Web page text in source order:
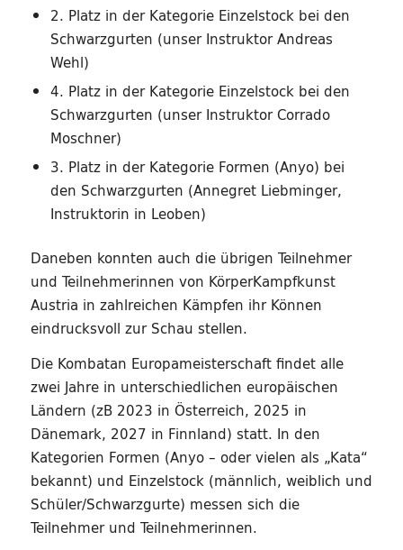
2. Platz in der Kategorie Einzelstock bei den
Schwarzgurten (unser Instruktor Andreas
Wehl)
4. Platz in der Kategorie Einzelstock bei den
Schwarzgurten (unser Instruktor Corrado
Moschner)
3. Platz in der Kategorie Formen (Anyo) bei
den Schwarzgurten (Annegret Liebminger,
Instruktorin in Leoben)
Daneben konnten auch die übrigen Teilnehmer
und Teilnehmerinnen von KörperKampfkunst
Austria in zahlreichen Kämpfen ihr Können
eindrucksvoll zur Schau stellen.
Die Kombatan Europameisterschaft findet alle
zwei Jahre in unterschiedlichen europäischen
Ländern (zB 2023 in Österreich, 2025 in
Dänemark, 2027 in Finnland) statt. In den
Kategorien Formen (Anyo – oder vielen als „Kata“
bekannt) und Einzelstock (männlich, weiblich und
Schüler/Schwarzgurte) messen sich die
Teilnehmer und Teilnehmerinnen.